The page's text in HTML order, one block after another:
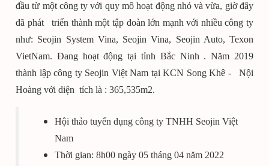
đầu từ một công ty với quy mô hoạt động nhỏ và vừa, giờ đây
đã phát triển thành một tập đoàn lớn mạnh với nhiều công ty
như: Seojin System Vina, Seojin Vina, Seojin Auto, Texon
VietNam. Đang hoạt động tại tỉnh Bắc Ninh . Năm 2019
thành lập công ty Seojin Việt Nam tại KCN Song Khê - Nội
Hoàng với diện tích là : 365,535m2.
Hội thảo tuyển dụng công ty TNHH Seojin Việt
Nam
Thời gian: 8h00 ngày 05 tháng 04 năm 2022